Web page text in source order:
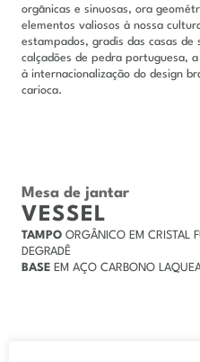
orgânicas e sinuosas, ora
elementos valiosos à nossa
estampados, gradis das casas de
calçadões de pedra portuguesa,
à internacionalização do design
carioca.
Mesa de jantar
VESSEL
TAMPO ORGÂNICO EM CRISTAL
DEGRADÊ
BASE EM AÇO CARBONO